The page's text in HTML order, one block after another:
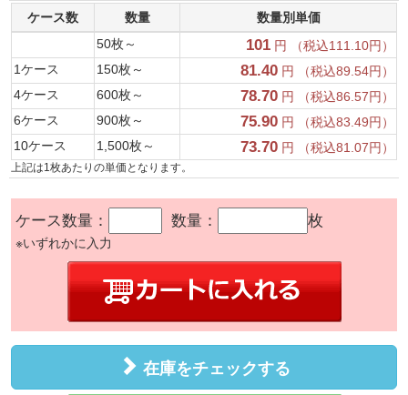
ケース数
数量
数量別単価
50枚～
101 円 （税込111.10円）
1ケース
150枚～ 81.40 円 （税込89.54円）
4ケース
600枚～ 78.70 円 （税込86.57円）
6ケース
900枚～ 75.90 円 （税込83.49円）
10ケース
1,500枚～ 73.70 円 （税込81.07円）
上記は1枚あたりの単価となります。
ケース数量： 数量： 枚
※いずれかに入力
在庫をチェックする